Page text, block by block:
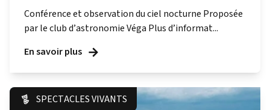
Conférence et observation du ciel nocturne Proposée
par le club d’astronomie Véga Plus d’informat...
En savoir plus
SPECTACLES VIVANTS